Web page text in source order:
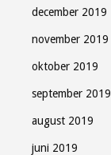
december 2019
november 2019
oktober 2019
september 2019
august 2019
juni 2019